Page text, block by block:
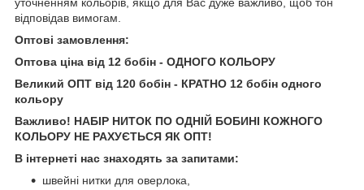
уточненням кольорів, якщо для Вас дуже важливо, щоб тон
відповідав вимогам.
Оптові замовлення:
Оптова ціна від 12 бобін - ОДНОГО КОЛЬОРУ
Великий ОПТ від 120 бобін - КРАТНО 12 бобін одного
кольору
Важливо! НАБІР НИТОК ПО ОДНІЙ БОБИНІ КОЖНОГО
КОЛЬОРУ НЕ РАХУЄТЬСЯ ЯК ОПТ!
В інтернеті нас знаходять за запитами:
швейні нитки для оверлока,